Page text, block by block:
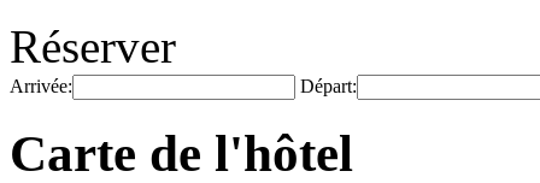
Réserver
Arrivée: Départ:
Carte de l'hôtel